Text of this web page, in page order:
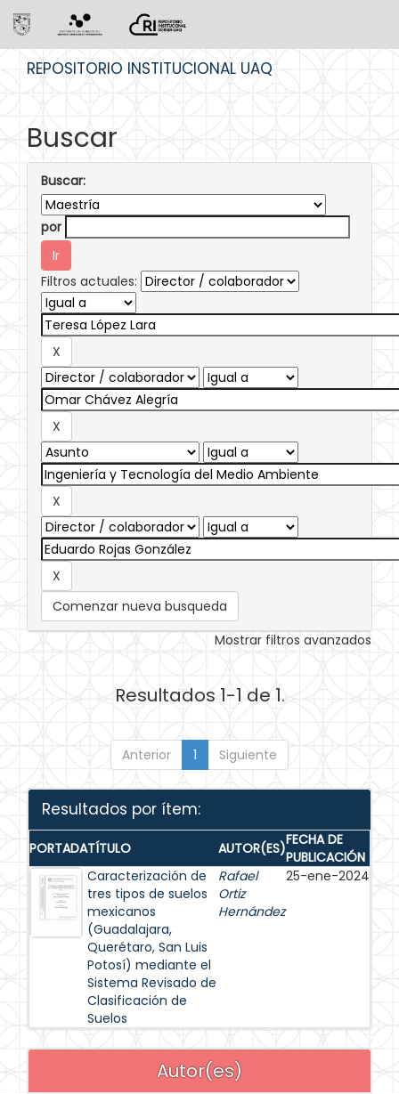
REPOSITORIO INSTITUCIONAL UAQ
Buscar
Buscar:
por
Filtros actuales:
Comenzar nueva busqueda
Mostrar filtros avanzados
Resultados 1-1 de 1.
Anterior 1 Siguiente
Resultados por ítem:
PORTADATÍTULO AUTOR(ES)FECHA DE
PUBLICACIÓN
Caracterización de
tres tipos de suelos
mexicanos
(Guadalajara,
Querétaro, San Luis
Potosí) mediante el
Sistema Revisado de
Clasificación de
Suelos
Rafael
Ortiz
Hernández
25-ene-2024
Autor(es)